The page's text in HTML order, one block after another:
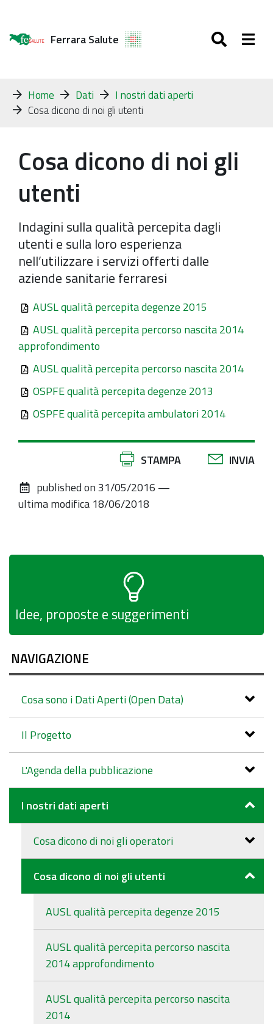
Ferrara Salute
Tu
sei
qui:
Home Dati
I nostri dati aperti
Cosa dicono di noi gli utenti
Cosa dicono di noi gli
utenti
Indagini sulla qualità percepita dagli
utenti e sulla loro esperienza
nell’utilizzare i servizi offerti dalle
aziende sanitarie ferraresi
AUSL qualità percepita degenze 2015
AUSL qualità percepita percorso nascita 2014
approfondimento
AUSL qualità percepita percorso nascita 2014
OSPFE qualità percepita degenze 2013
OSPFE qualità percepita ambulatori 2014
documento
STAMPA
INVIA
published on31/05/2016 —
ultima modifica 18/06/2018
Idee, proposte e suggerimenti
NAVIGAZIONE
Cosa sono i Dati Aperti (Open Data)
Il Progetto
L'Agenda della pubblicazione
I nostri dati aperti
Cosa dicono di noi gli operatori
Cosa dicono di noi gli utenti
AUSL qualità percepita degenze 2015
AUSL qualità percepita percorso nascita
2014 approfondimento
AUSL qualità percepita percorso nascita
2014